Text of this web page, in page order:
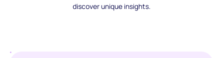
discover unique insights.